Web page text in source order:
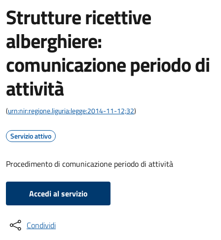
Strutture ricettive
alberghiere:
comunicazione periodo di
attività
(urn:nir:regione.liguria:legge:2014-11-12;32)
Servizio attivo
Procedimento di comunicazione periodo di attività
Accedi al servizio
Condividi